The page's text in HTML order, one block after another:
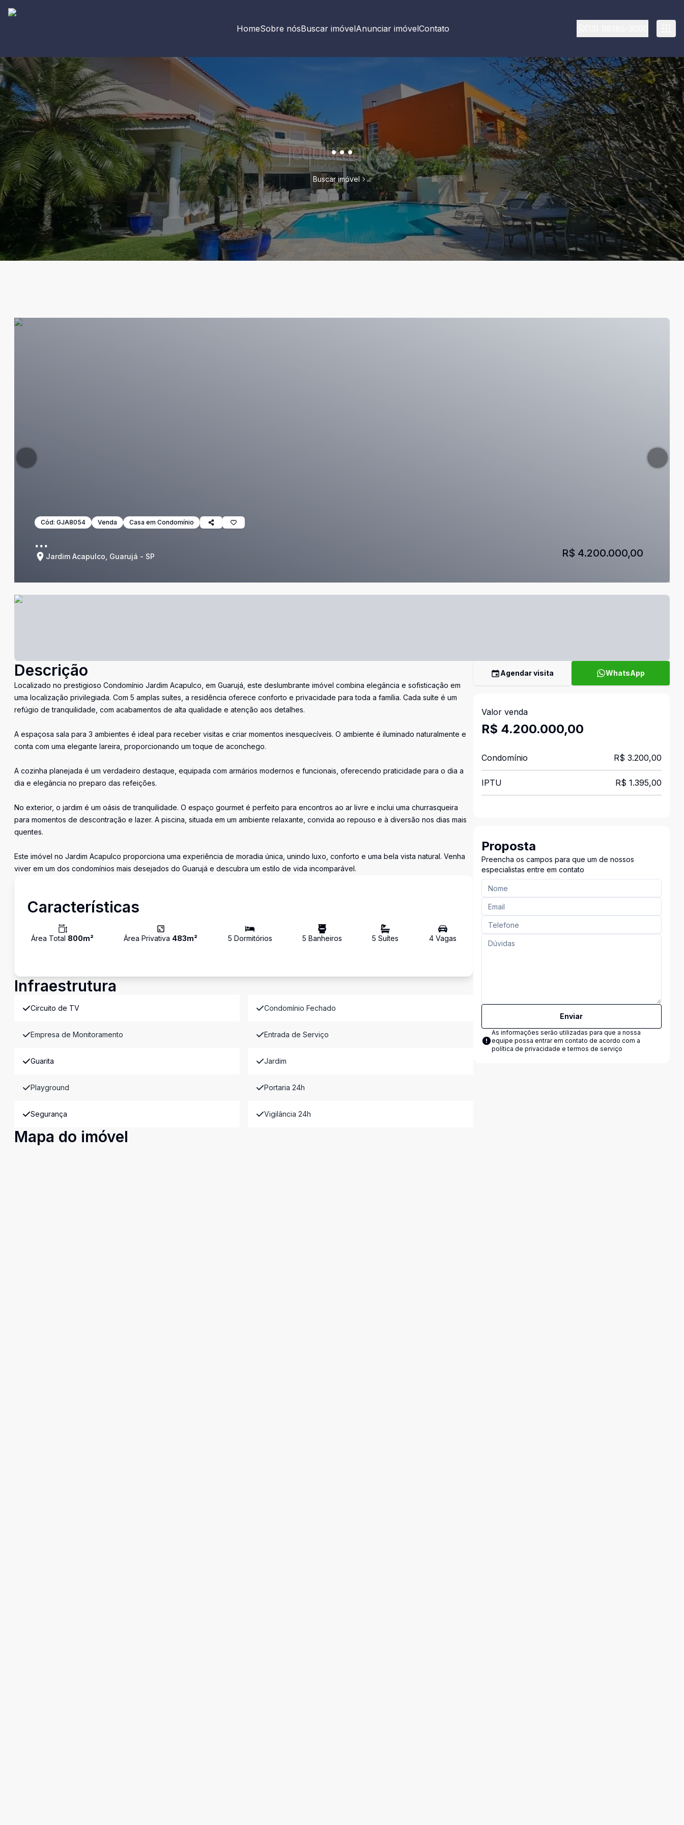
HomeSobre nósBuscar imóvelAnunciar imóvelContato
...
Buscar imóvel ...
Cód: GJA8054 Venda Casa em Condomínio
...
Jardim Acapulco, Guarujá - SP R$ 4.200.000,00
Descrição
Localizado no prestigioso Condomínio Jardim Acapulco, em Guarujá, este deslumbrante imóvel combina elegância e sofisticação em
uma localização privilegiada. Com 5 amplas suítes, a residência oferece conforto e privacidade para toda a família. Cada suíte é um
refúgio de tranquilidade, com acabamentos de alta qualidade e atenção aos detalhes.
A espaçosa sala para 3 ambientes é ideal para receber visitas e criar momentos inesquecíveis. O ambiente é iluminado naturalmente e
conta com uma elegante lareira, proporcionando um toque de aconchego.
A cozinha planejada é um verdadeiro destaque, equipada com armários modernos e funcionais, oferecendo praticidade para o dia a
dia e elegância no preparo das refeições.
No exterior, o jardim é um oásis de tranquilidade. O espaço gourmet é perfeito para encontros ao ar livre e inclui uma churrasqueira
para momentos de descontração e lazer. A piscina, situada em um ambiente relaxante, convida ao repouso e à diversão nos dias mais
quentes.
Este imóvel no Jardim Acapulco proporciona uma experiência de moradia única, unindo luxo, conforto e uma bela vista natural. Venha
viver em um dos condomínios mais desejados do Guarujá e descubra um estilo de vida incomparável.
Características
Área Total 800m² Área Privativa 483m² 5 Dormitórios 5 Banheiros 5 Suítes 4Vagas
Infraestrutura
Circuito de TV Condomínio Fechado
Empresa de Monitoramento Entrada de Serviço
Guarita Jardim
Playground Portaria 24h
Segurança Vigilância 24h
Mapa do imóvel
Agendar visita WhatsApp
Valor venda
R$ 4.200.000,00
Condomínio R$ 3.200,00
IPTU R$ 1.395,00
Proposta
Preencha os campos para que um de nossos
especialistas entre em contato
Enviar
As informações serão utilizadas para que a nossa
equipe possa entrar em contato de acordo com a
política de privacidade e termos de serviço